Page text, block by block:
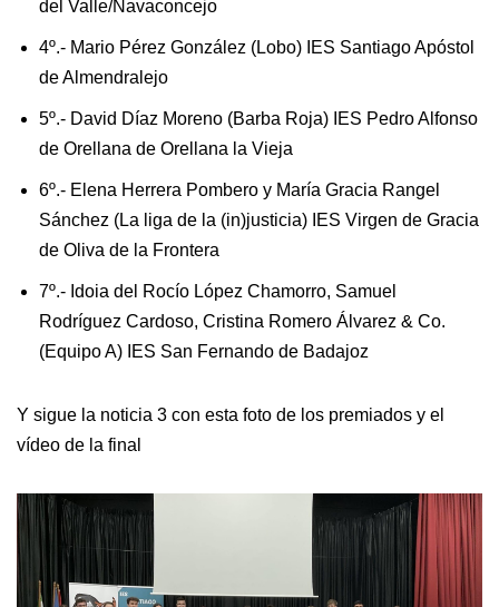
del Valle/Navaconcejo
4º.- Mario Pérez González (Lobo) IES Santiago Apóstol
de Almendralejo
5º.- David Díaz Moreno (Barba Roja) IES Pedro Alfonso
de Orellana de Orellana la Vieja
6º.- Elena Herrera Pombero y María Gracia Rangel
Sánchez (La liga de la (in)justicia) IES Virgen de Gracia
de Oliva de la Frontera
7º.- Idoia del Rocío López Chamorro, Samuel
Rodríguez Cardoso, Cristina Romero Álvarez & Co.
(Equipo A) IES San Fernando de Badajoz
Y sigue la noticia 3 con esta foto de los premiados y el
vídeo de la final